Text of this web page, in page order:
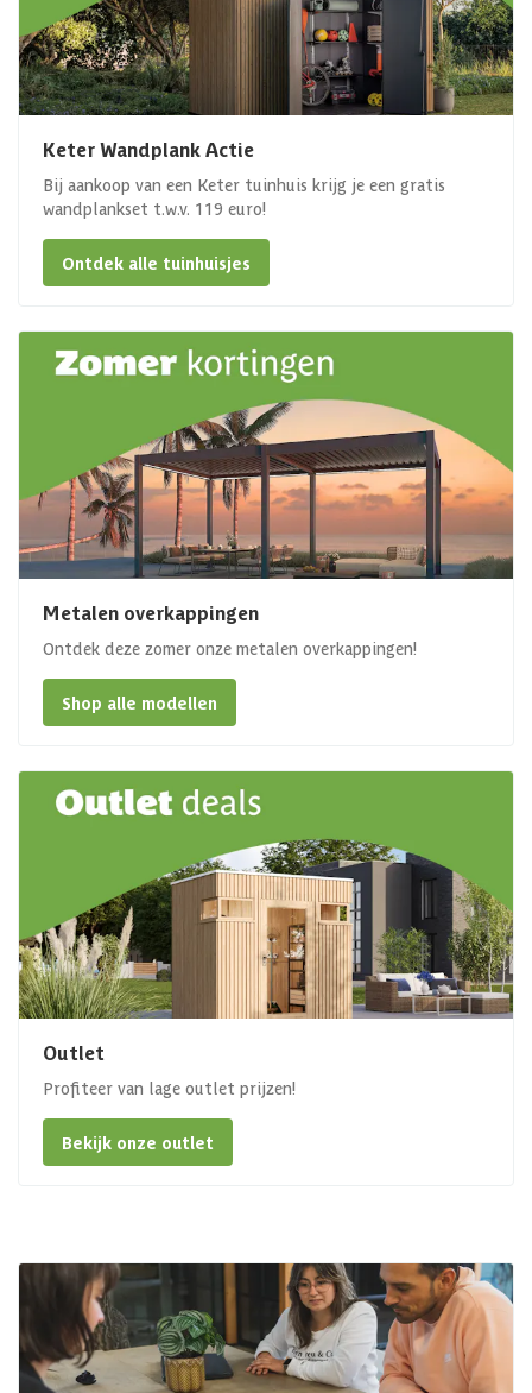
Keter Wandplank Actie
Bij aankoop van een Keter tuinhuis krijg je een gratis
wandplankset t.w.v. 119 euro!
Ontdek alle tuinhuisjes
Metalen overkappingen
Ontdek deze zomer onze metalen overkappingen!
Shop alle modellen
Outlet
Profiteer van lage outlet prijzen!
Bekijk onze outlet